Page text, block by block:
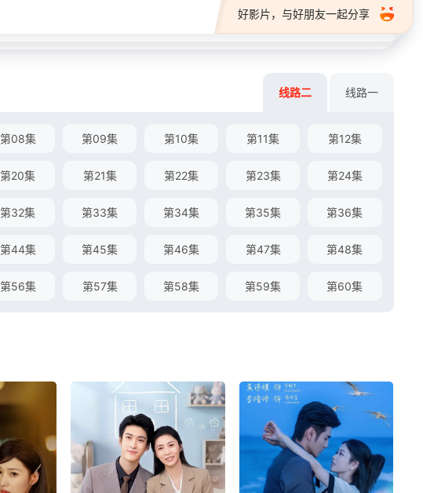
好影片，与好朋友一起分享
线路二 线路一
第08集 第09集 第10集 第11集 第12集
第20集 第21集 第22集 第23集 第24集
第32集 第33集 第34集 第35集 第36集
第44集 第45集 第46集 第47集 第48集
第56集 第57集 第58集 第59集 第60集